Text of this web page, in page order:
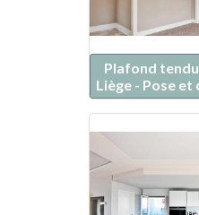
Plafond
Liège - Pose